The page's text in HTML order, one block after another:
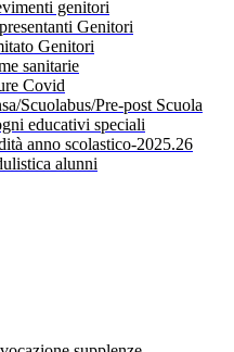
genitori
Genitori
Genitori
sanitarie
Covid
Scuolabus/Pre-post Scuola
educativi speciali
anno scolastico-2025.26
alunni